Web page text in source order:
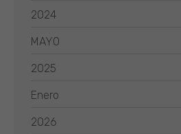
2024
MAYO
2025
Enero
2026